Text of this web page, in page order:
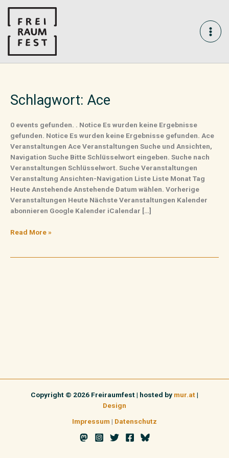
content
Schlagwort: Ace
0 events gefunden. . Notice Es wurden keine Ergebnisse
gefunden. Notice Es wurden keine Ergebnisse gefunden. Ace
Veranstaltungen Ace Veranstaltungen Suche und Ansichten,
Navigation Suche Bitte Schlüsselwort eingeben. Suche nach
Veranstaltungen Schlüsselwort. Suche Veranstaltungen
Veranstaltung Ansichten-Navigation Liste Liste Monat Tag
Heute Anstehende Anstehende Datum wählen. Vorherige
Veranstaltungen Heute Nächste Veranstaltungen Kalender
abonnieren Google Kalender iCalendar […]
Read More »
Copyright © 2026 Freiraumfest | hosted by mur.at|
Design
Impressum | Datenschutz